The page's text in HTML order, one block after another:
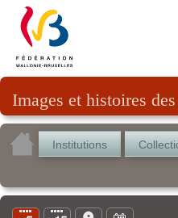
Images et histoires
Institutions